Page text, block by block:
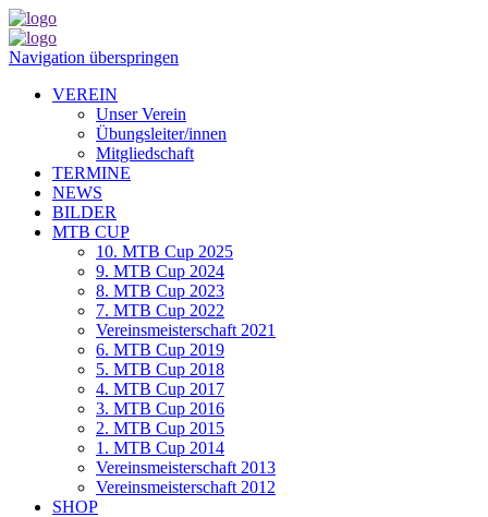
Navigation überspringen
VEREIN
Unser Verein
Übungsleiter/innen
Mitgliedschaft
TERMINE
NEWS
BILDER
MTB CUP
10. MTB Cup 2025
9. MTB Cup 2024
8. MTB Cup 2023
7. MTB Cup 2022
Vereinsmeisterschaft 2021
6. MTB Cup 2019
5. MTB Cup 2018
4. MTB Cup 2017
3. MTB Cup 2016
2. MTB Cup 2015
1. MTB Cup 2014
Vereinsmeisterschaft 2013
Vereinsmeisterschaft 2012
SHOP